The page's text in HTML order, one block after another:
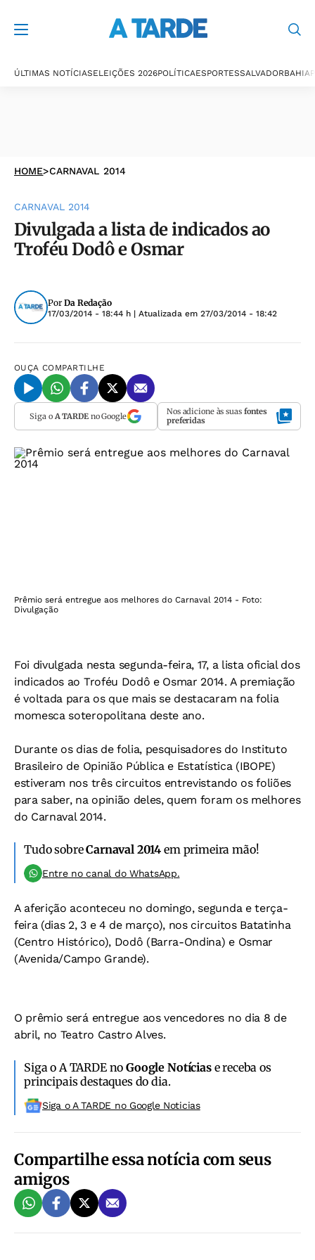
ÚLTIMAS NOTÍCIASELEIÇÕES 2026POLÍTICAESPORTESSALVADORBAHIA
HOME>CARNAVAL 2014
CARNAVAL 2014
Divulgada a lista de indicados ao
Troféu Dodô e Osmar
Por Da Redação
17/03/2014 - 18:44 h | Atualizada em 27/03/2014 - 18:42
OUÇA COMPARTILHE
Siga o A TARDEno Google Nos adicione às suas fontes
preferidas
Prêmio será entregue aos melhores do Carnaval 2014 - Foto:
Divulgação
Foi divulgada nesta segunda-feira, 17, a lista oficial dos
indicados ao Troféu Dodô e Osmar 2014. A premiação
é voltada para os que mais se destacaram na folia
momesca soteropolitana deste ano.
Durante os dias de folia, pesquisadores do Instituto
Brasileiro de Opinião Pública e Estatística (IBOPE)
estiveram nos três circuitos entrevistando os foliões
para saber, na opinião deles, quem foram os melhores
do Carnaval 2014.
Tudo sobreCarnaval 2014 em primeira mão!
Entre no canal do WhatsApp.
A aferição aconteceu no domingo, segunda e terça-
feira (dias 2, 3 e 4 de março), nos circuitos Batatinha
(Centro Histórico), Dodô (Barra-Ondina) e Osmar
(Avenida/Campo Grande).
O prêmio será entregue aos vencedores no dia 8 de
abril, no Teatro Castro Alves.
Siga o A TARDE noGoogle Notíciase receba os
principais destaques do dia.
Siga o A TARDE no Google Noticias
Compartilhe essa notícia com seus
amigos